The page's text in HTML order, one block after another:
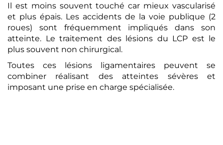
Il est moins souvent touché car mieux vascularisé
et plus épais. Les accidents de la voie publique (2
roues) sont fréquemment impliqués dans son
atteinte. Le traitement des lésions du LCP est le
plus souvent non chirurgical.
Toutes ces lésions ligamentaires peuvent se
combiner réalisant des atteintes sévères et
imposant une prise en charge spécialisée.